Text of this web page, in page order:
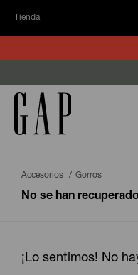
Tienda
Accesorios Gorros
No se han
¡Lo sentimos! No